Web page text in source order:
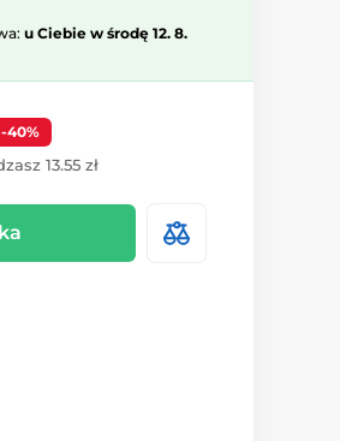
u Ciebie w środę 12. 8.
-40%
13.55 zł